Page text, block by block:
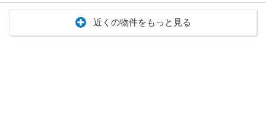
近くの物件をもっと見る